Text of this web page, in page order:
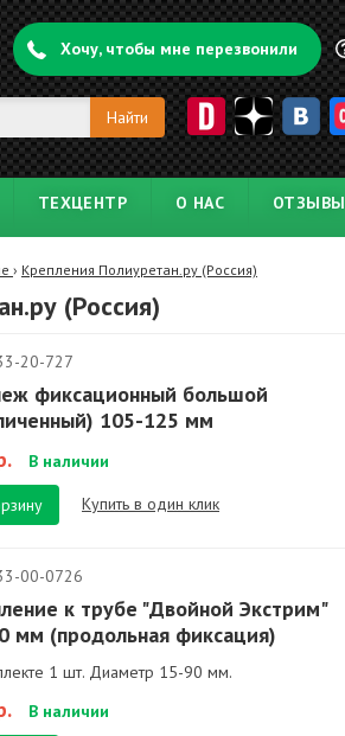
Хочу, чтобы мне перезвонили
ТЕХЦЕНТР О НАС ОТЗЫВЫ
› Крепления Полиуретан.ру (Россия)
(Россия)
20-727
фиксационный большой
105-125 мм
В наличии
Купить в один клик
00-0726
к трубе "Двойной Экстрим"
мм (продольная фиксация)
1 шт. Диаметр 15-90 мм.
В наличии